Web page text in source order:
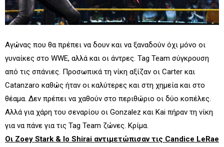
Αγώνας που θα πρέπει να δουν και να ξαναδούν όχι μόνο οι
γυναίκες στο WWE, αλλά και οι άντρες. Tag Team σύγκρουση
από τις σπάνιες. Προσωπικά τη νίκη αξίζαν οι Carter και
Catanzaro καθώς ήταν οι καλύτερες και στη χημεία και στο
θέαμα. Δεν πρέπει να χαθούν στο περιθώριο οι δύο κοπέλες.
Αλλά για χάρη του σεναρίου οι Gonzalez και Kai πήραν τη νίκη
για να πάνε για τις Tag Team ζώνες. Κρίμα.
Οι Zoey Stark & Io Shirai αντιμετώπισαν τις Candice LeRae